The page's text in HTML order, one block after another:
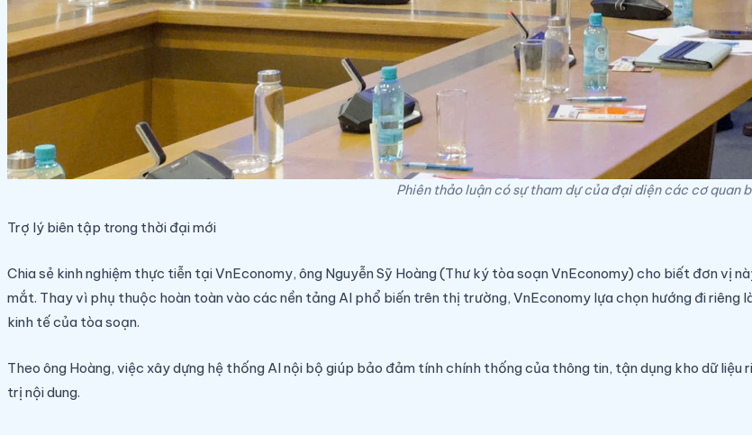
Phiên thảo luận có sự tham dự của đại diện các cơ quan
Trợ lý biên tập trong thời đại mới
Chia sẻ kinh nghiệm thực tiễn tại VnEconomy, ông Nguyễn Sỹ Hoàng (Thư ký tòa soạn VnEconomy) cho biết đơn vị
mắt. Thay vì phụ thuộc hoàn toàn vào các nền tảng AI phổ biến trên thị trường, VnEconomy lựa chọn hướng đi riêng
kinh tế của tòa soạn.
Theo ông Hoàng, việc xây dựng hệ thống AI nội bộ giúp bảo đảm tính chính thống của thông tin, tận dụng kho dữ
trị nội dung.